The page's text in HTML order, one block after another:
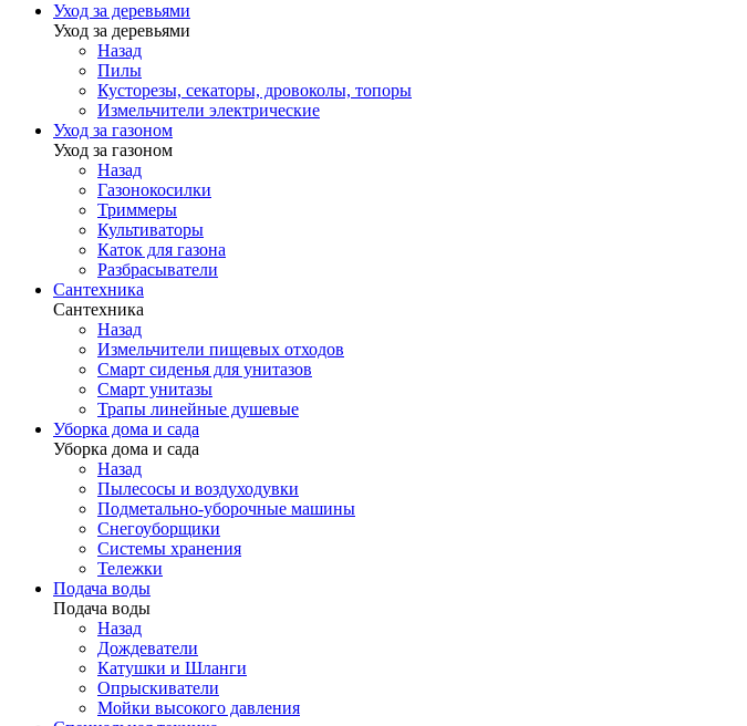
Уход за деревьями
Уход за деревьями
Назад
Пилы
Кусторезы, секаторы, дровоколы, топоры
Измельчители электрические
Уход за газоном
Уход за газоном
Назад
Газонокосилки
Триммеры
Культиваторы
Каток для газона
Разбрасыватели
Сантехника
Сантехника
Назад
Измельчители пищевых отходов
Смарт сиденья для унитазов
Смарт унитазы
Трапы линейные душевые
Уборка дома и сада
Уборка дома и сада
Назад
Пылесосы и воздуходувки
Подметально-уборочные машины
Снегоуборщики
Системы хранения
Тележки
Подача воды
Подача воды
Назад
Дождеватели
Катушки и Шланги
Опрыскиватели
Мойки высокого давления